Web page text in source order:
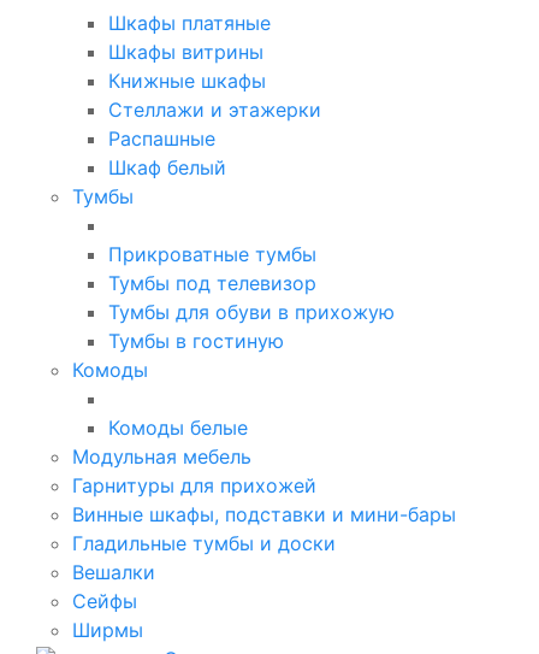
Шкафы платяные
Шкафы витрины
Книжные шкафы
Стеллажи и этажерки
Распашные
Шкаф белый
Тумбы
Прикроватные тумбы
Тумбы под телевизор
Тумбы для обуви в прихожую
Тумбы в гостиную
Комоды
Комоды белые
Модульная мебель
Гарнитуры для прихожей
Винные шкафы, подставки и мини-бары
Гладильные тумбы и доски
Вешалки
Сейфы
Ширмы